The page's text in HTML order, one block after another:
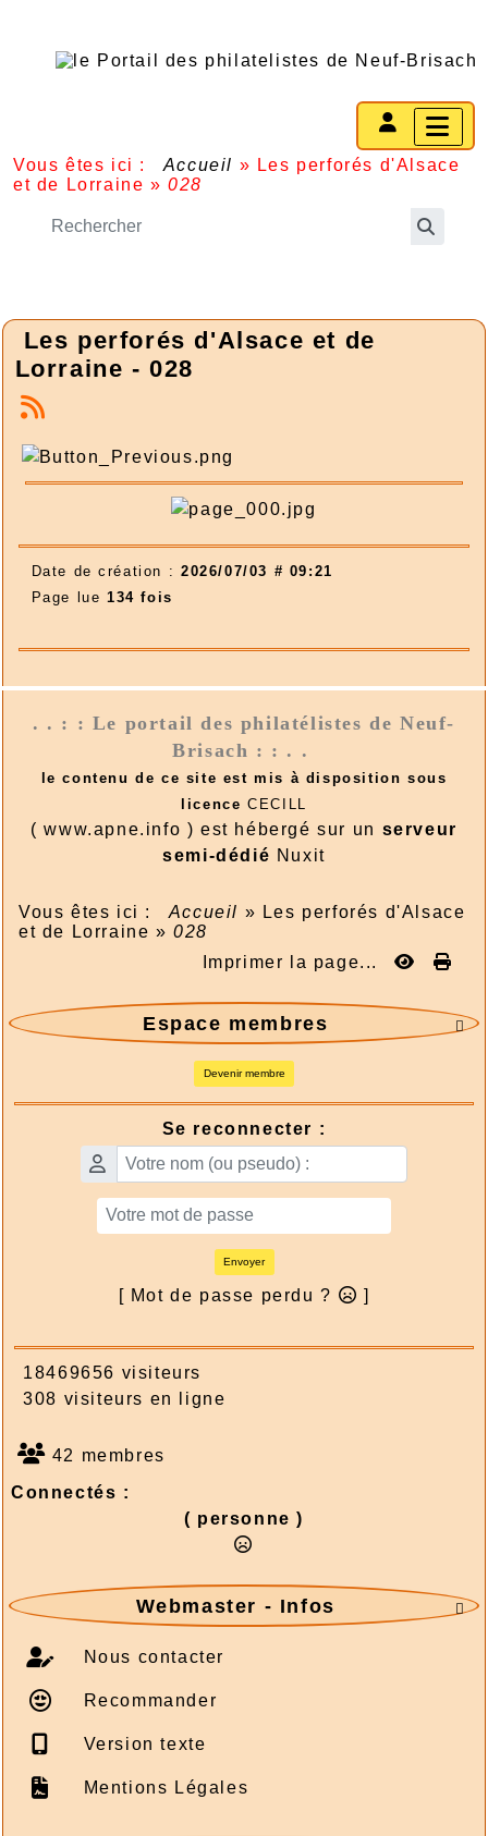
Vous êtes ici : Accueil » Les perforés d'Alsace
et de Lorraine »028
Les perforés d'Alsace et de
Lorraine - 028
Date de création : 2026/07/03 # 09:21
Page lue 134 fois
. . : : Le portail des philatélistes de Neuf-
Brisach : : . .
le contenu de ce site est mis à disposition sous
licence CECILL
( www.apne.info ) est hébergé sur un serveur
semi-dédié Nuxit
Vous êtes ici : Accueil » Les perforés d'Alsace
et de Lorraine »028
Imprimer la page...

Espace membres
Devenir membre
Se reconnecter :
Envoyer
[ Mot de passe perdu ? ]
18469656 visiteurs
308 visiteurs en ligne
42 membres
Connectés :
( personne )

Webmaster - Infos
Nous contacter
Recommander
Version texte
Mentions Légales